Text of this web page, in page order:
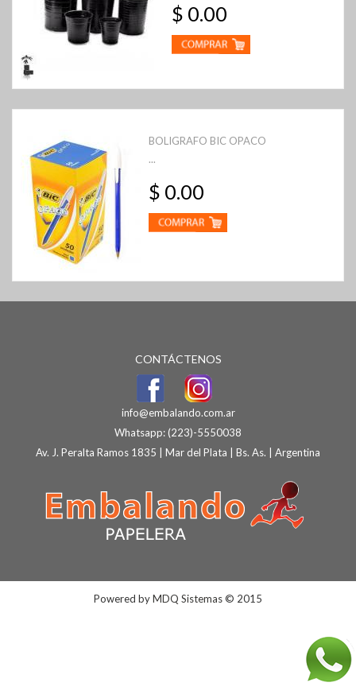
$ 0.00
BOLIGRAFO BIC OPACO
...
$ 0.00
CONTÁCTENOS
info@embalando.com.ar
Whatsapp:(223)-5550038
Av. J. Peralta Ramos 1835 | Mar del Plata | Bs. As. | Argentina
Powered byMDQ Sistemas© 2015